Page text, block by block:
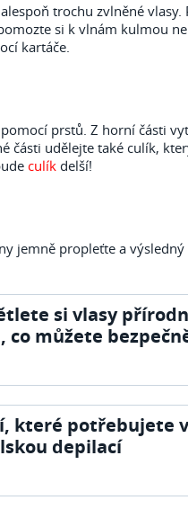
trochu zvlněné vlasy.
si k vlnám kulmou
kartáče.
prstů. Z horní části
části udělejte také culík,
culík delší!
jemně propleťte a
si vlasy
co můžete
které potřebujete
depilací